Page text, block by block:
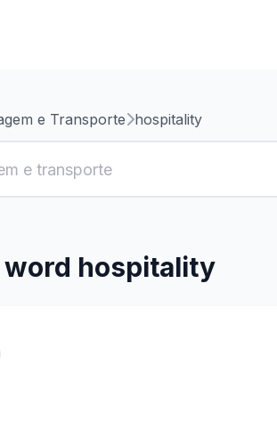
e Transporte hospitality
word hospitality